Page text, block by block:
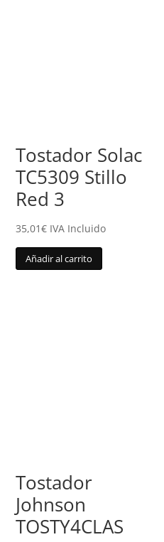
Tostador Solac
TC5309 Stillo
Red 3
35,01€ IVA Incluido
Añadir al carrito
Tostador
Johnson
TOSTY4CLAS